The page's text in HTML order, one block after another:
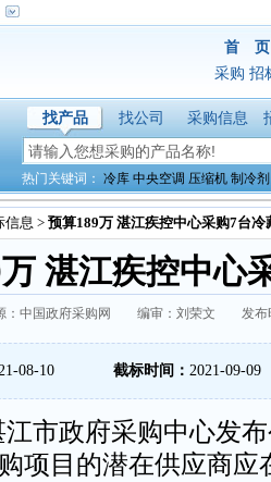
首 页
采购 招
找产品 找公司 采购信息
热门关键词： 冷库 中央空调 压缩机 制冷剂
信息 > 预算189万 湛江疾控中心采购7台冷
湛江疾控中心
：中国政府采购网 编审：刘荣文 发布时
08-10 截标时间： 2021-09-09
政府采购中心发布
项目的潜在供应商应